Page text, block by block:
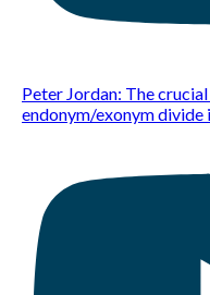
Peter Jordan: The
endonym/exonym divide